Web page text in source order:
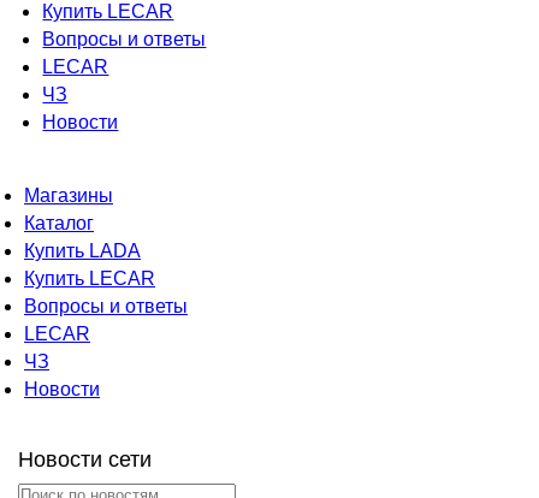
Купить LECAR
Вопросы и ответы
LECAR
ЧЗ
Новости
Магазины
Каталог
Купить LADA
Купить LECAR
Вопросы и ответы
LECAR
ЧЗ
Новости
Новости сети